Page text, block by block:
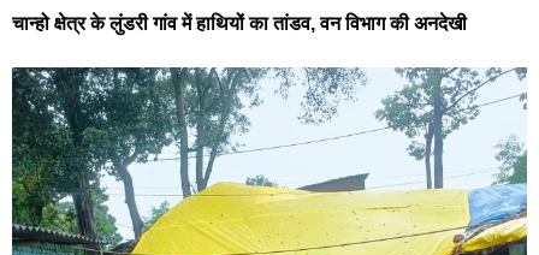
चान्हो क्षेत्र के लुंडरी गांव में हाथियों का तांडव, वन विभाग की अनदेखी